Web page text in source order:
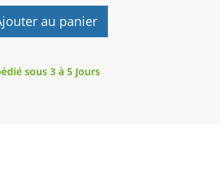
au panier
sous 3 à 5 Jours